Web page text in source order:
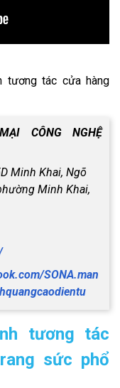
tương tác cửa hàng
CÔNG NGHỆ
Minh Khai, Ngõ
Minh Khai,
SONA.man
tương tác
sức phổ